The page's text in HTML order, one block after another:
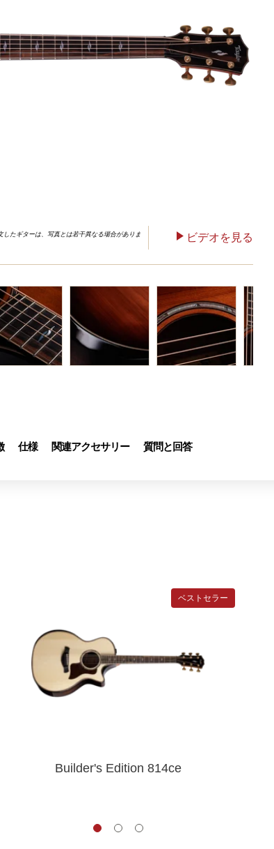
たギターは、写真とは若干異なる場合がありま
ビデオを見る
仕様 関連アクセサリー 質問と回答
ベストセラー
Builder's Edition 814ce